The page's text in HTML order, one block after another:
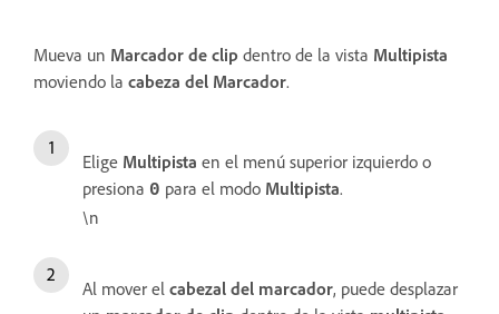
Mueva un Marcador de clip dentro de la vista Multipista
moviendo la cabeza del Marcador.
Elige Multipista en el menú superior izquierdo o
presiona 0 para el modo Multipista.
\n
Al mover el cabezal del marcador, puede desplazar